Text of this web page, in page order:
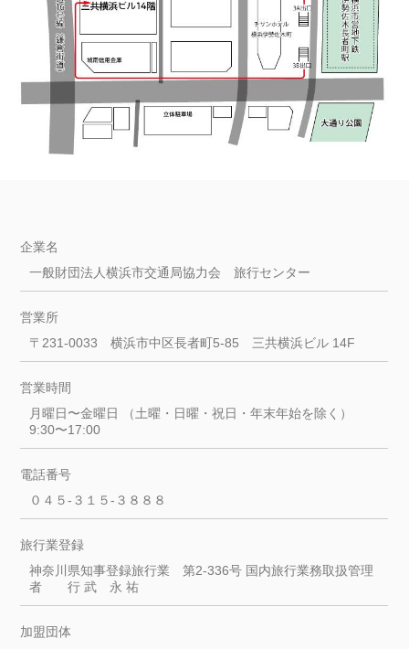
企業名
一般財団法人横浜市交通局協力会 旅行センター
営業所
〒231-0033 横浜市中区長者町5-85 三共横浜ビル 14F
営業時間
月曜日〜金曜日
（土曜・日曜・祝日・年末年始を除く）
9:30〜17:00
電話番号
０４５-３１５-３８８８
旅行業登録
神奈川県知事登録旅行業 第2-336号 国内旅行業務取扱管理
者 行 武 永 祐
加盟団体